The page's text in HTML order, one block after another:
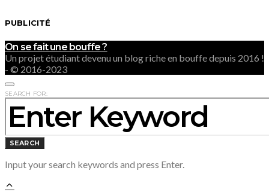
PUBLICITÉ
On se fait une bouffe ?
Un projet étudiant devenu un blog riche en bouffe depuis 2016 !
- © 2016-2023
SEARCH FOR:
SEARCH
Input your search keywords and press Enter.